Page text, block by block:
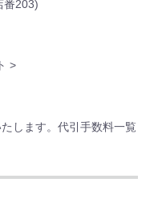
番203)
>
します。代引手数料一覧